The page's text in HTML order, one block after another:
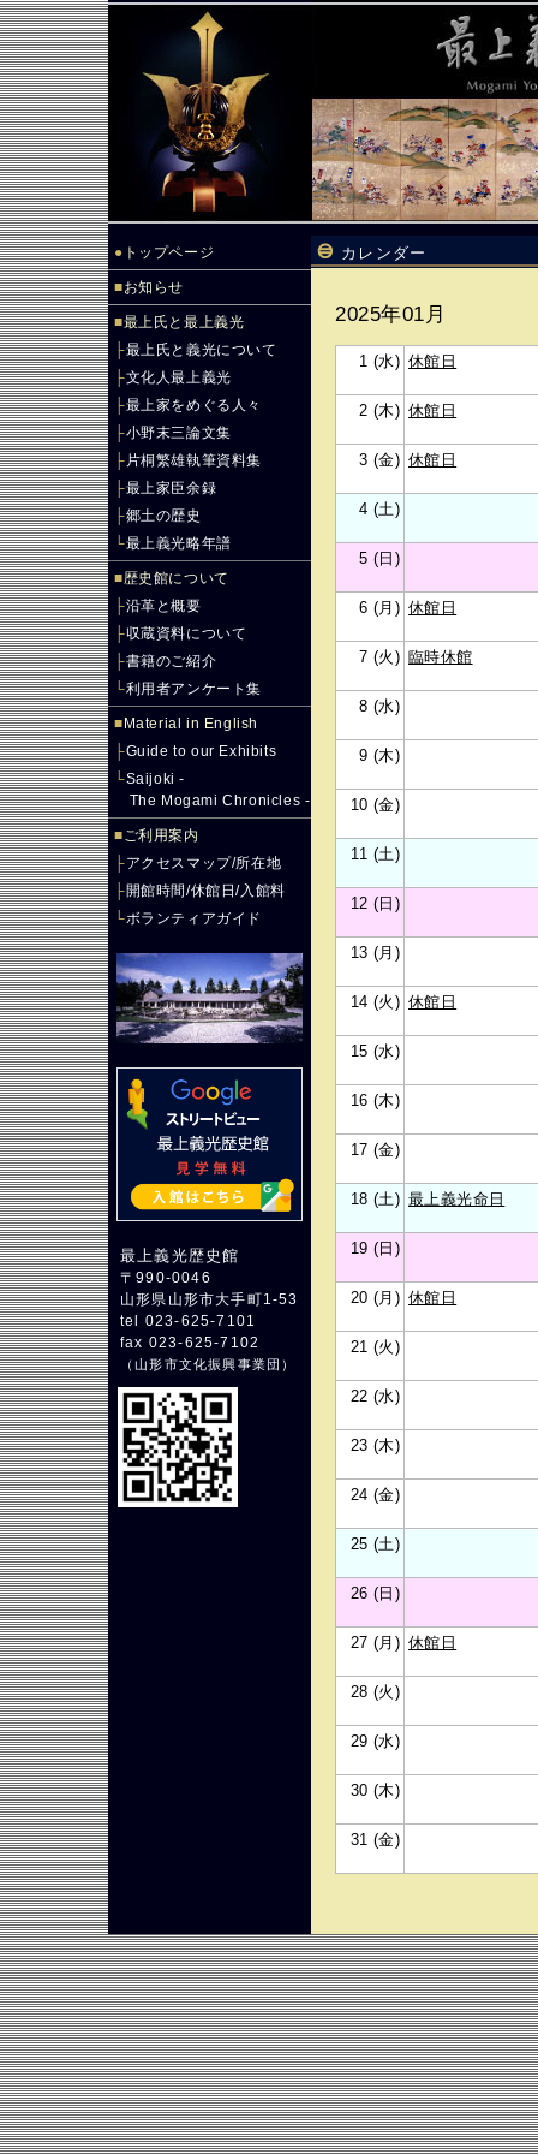
● トップページ
■お知らせ
■最上氏と最上義光
├最上氏と義光について
├文化人最上義光
├最上家をめぐる人々
├小野末三論文集
├ 片桐繁雄執筆資料集
├最上家臣余録
├郷土の歴史
└最上義光略年譜
■歴史館について
├沿革と概要
├収蔵資料について
├書籍のご紹介
└利用者アンケート集
■ Material in English
├Guide to our Exhibits
└Saijoki -
The Mogami Chronicles -
■ご利用案内
├アクセスマップ/所在地
├開館時間/休館日/入館料
└ボランティアガイド
最上義光歴史館
〒990-0046
山形県山形市大手町1-53
tel 023-625-7101
fax 023-625-7102
（山形市文化振興事業団 ）
カレンダー
2025年01月
1 (水) 休館日
2 (木) 休館日
3 (金) 休館日
4 (土)
5 (日)
6 (月) 休館日
7 (火) 臨時休館
8 (水)
9 (木)
10 (金)
11 (土)
12 (日)
13 (月)
14 (火) 休館日
15 (水)
16 (木)
17 (金)
18 (土) 最上義光命日
19 (日)
20 (月) 休館日
21 (火)
22 (水)
23 (木)
24 (金)
25 (土)
26 (日)
27 (月) 休館日
28 (火)
29 (水)
30 (木)
31 (金)